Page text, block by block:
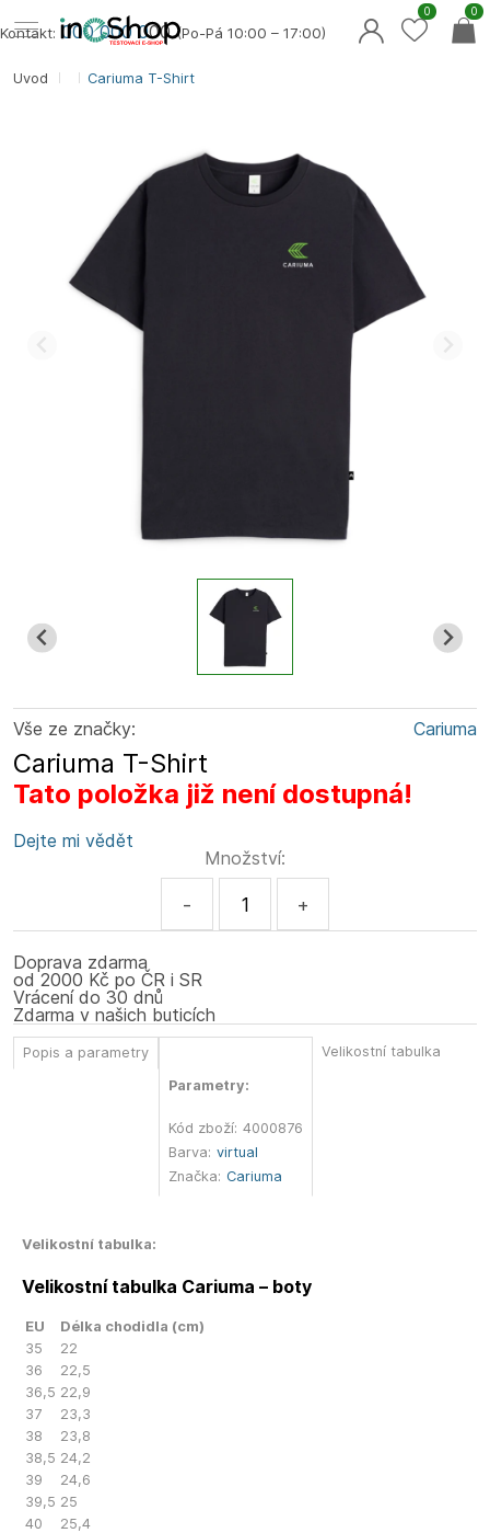
Úvod Cariuma T-Shirt
Vše ze značky: Cariuma
Cariuma T-Shirt
Tato položka již není dostupná!
Dejte mi vědět
Množství:
- +
Doprava zdarma
od 2000 Kč po ČR i SR
Vrácení do 30 dnů
Zdarma v našich buticích
Popis a parametry
Parametry:
Kód zboží: 4000876
Barva: virtual
Značka: Cariuma
Velikostní tabulka
Velikostní tabulka:
Velikostní tabulka Cariuma – boty
EU
Délka chodidla (cm)
35
22
36
22,5
36,5 22,9
37
23,3
38
23,8
38,5 24,2
39
24,6
39,5 25
40
25,4
Kontakt: 000 000 000(Po-Pá 10:00 – 17:00)
0
0